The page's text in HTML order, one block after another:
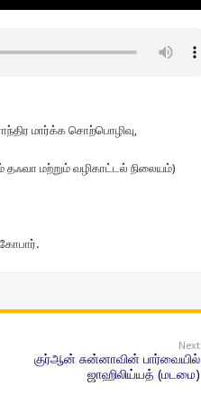
மார்க்க சொற்பொழிவு,
மற்றும் வழிகாட்டல் நிலையம்)
Next
குர்ஆன் சுன்னாவின் பார்வையில்
ஜாஹிலிய்யத் (மடமை)